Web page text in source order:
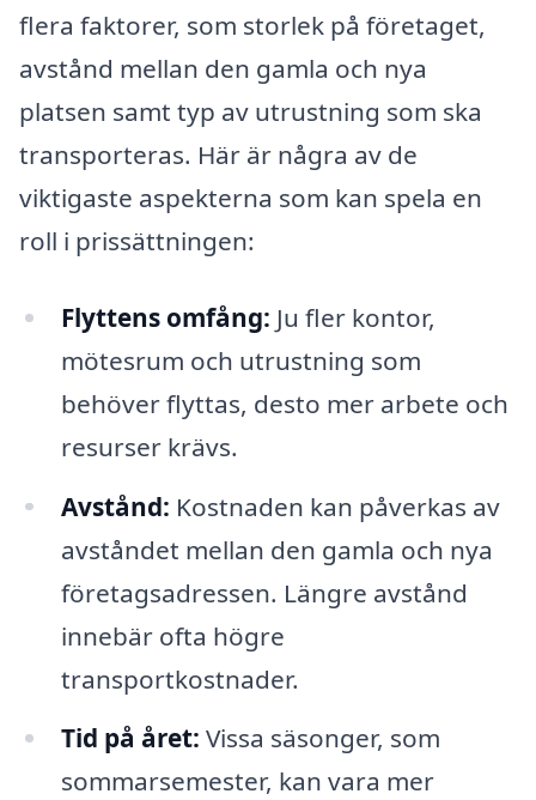
flera faktorer, som storlek på företaget,
avstånd mellan den gamla och nya
platsen samt typ av utrustning som ska
transporteras. Här är några av de
viktigaste aspekterna som kan spela en
roll i prissättningen:
Flyttens omfång: Ju fler kontor,
mötesrum och utrustning som
behöver flyttas, desto mer arbete och
resurser krävs.
Avstånd: Kostnaden kan påverkas av
avståndet mellan den gamla och nya
företagsadressen. Längre avstånd
innebär ofta högre
transportkostnader.
Tid på året: Vissa säsonger, som
sommarsemester, kan vara mer